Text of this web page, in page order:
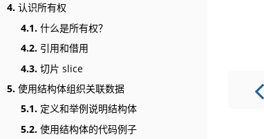
4. 认识所有权
4.1. 什么是所有权？
4.2. 引用和借用
4.3. 切片 slice
5. 使用结构体组织关联数据
5.1. 定义和举例说明结构体
5.2. 使用结构体的代码例子